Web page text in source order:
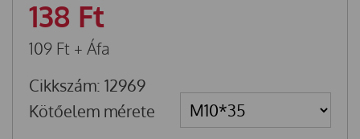
138 Ft
109 Ft + Áfa
Cikkszám: 12969
Kötőelem mérete